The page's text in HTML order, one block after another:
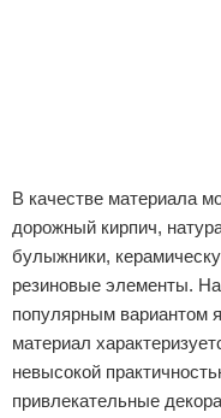
В качестве материала
дорожный кирпич,
булыжники,
резиновые элементы.
популярным вариантом
материал
невысокой
привлекательные